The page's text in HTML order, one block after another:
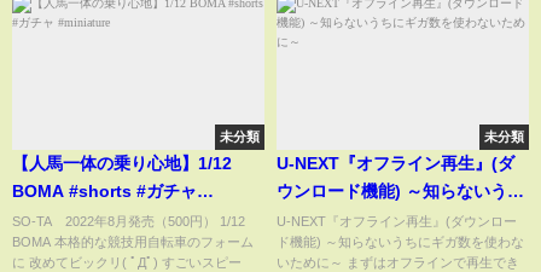
未分類
【人馬一体の乗り心地】1/12
BOMA #shorts #ガチャ
#miniature
SO-TA 2022年8月発売（500円） 1/12
BOMA 本格的な競技用自転車のフォーム
に 改めてビックリ( ﾟДﾟ) すごいスピー
未分類
U-NEXT『オフライン再生』(ダ
ウンロード機能) ～知らないうち
にギガ数を使わないために～
U-NEXT『オフライン再生』(ダウンロー
ド機能) ～知らないうちにギガ数を使わな
いために～ まずはオフラインで再生でき